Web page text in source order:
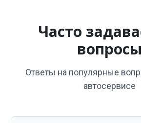
Часто
вопросы
Ответы на популярные
автосервисе